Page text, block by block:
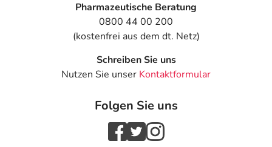
Pharmazeutische Beratung
0800 44 00 200
(kostenfrei aus dem dt. Netz)
Schreiben Sie uns
Nutzen Sie unser Kontaktformular
Folgen Sie uns